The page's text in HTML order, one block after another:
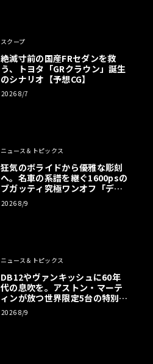
スクープ
絶滅寸前の国産FRセダンを救
う、トヨタ「GRクラウン」誕生
のシナリオ【予想CG】
2026 8/7
ニュース＆トピックス
狂気のボライドから優雅な彫刻
へ。名車の系譜を継ぐ1600psの
ブガッティ究極ワンオフ「デス
トリエ」
2026 8/9
ニュース＆トピックス
DB12やヴァンキッシュに60年
代の息吹を。アストン・マーテ
ィンが放つ世界限定5台の特別コ
レクション
2026 8/9